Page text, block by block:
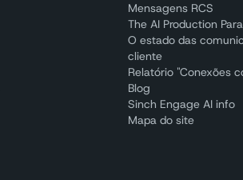
Mensagens RCS
The AI Production
O estado das
cliente
Relatório "Conexões
Blog
Sinch Engage AI info
Mapa do site